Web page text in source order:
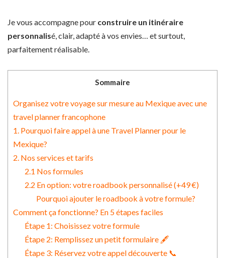
Je vous accompagne pour construire un itinéraire
personnalisé, clair, adapté à vos envies… et surtout,
parfaitement réalisable.
Sommaire
Organisez votre voyage sur mesure au Mexique avec une
travel planner francophone
1. Pourquoi faire appel à une Travel Planner pour le
Mexique?
2. Nos services et tarifs
2.1 Nos formules
2.2 En option: votre roadbook personnalisé (+49 €)
Pourquoi ajouter le roadbook à votre formule?
Comment ça fonctionne? En 5 étapes faciles
Étape 1: Choisissez votre formule
Étape 2: Remplissez un petit formulaire 🖋️
Étape 3: Réservez votre appel découverte 📞